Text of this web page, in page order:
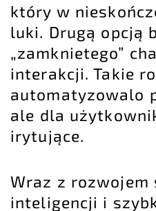
który w
luki. Drugą opcją
„zamknietego”
interakcji. Takie
automatyzowalo
ale dla
irytujące.
Wraz z rozwojem
inteligencji i